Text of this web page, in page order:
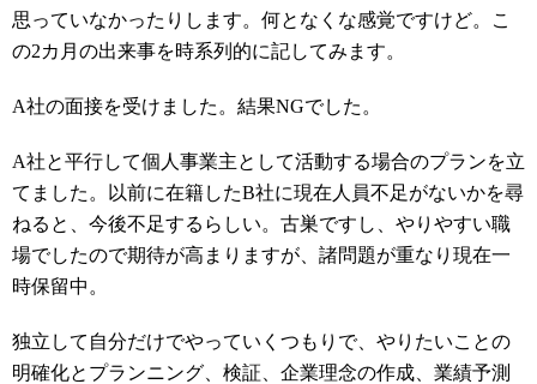
思っていなかったりします。何となくな感覚ですけど。こ
の2カ月の出来事を時系列的に記してみます。
A社の面接を受けました。結果NGでした。
A社と平行して個人事業主として活動する場合のプランを立
てました。以前に在籍したB社に現在人員不足がないかを尋
ねると、今後不足するらしい。古巣ですし、やりやすい職
場でしたので期待が高まりますが、諸問題が重なり現在一
時保留中。
独立して自分だけでやっていくつもりで、やりたいことの
明確化とプランニング、検証、企業理念の作成、業績予測